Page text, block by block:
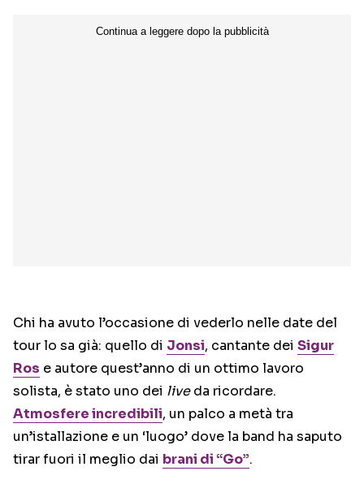
Chi ha avuto l’occasione di vederlo nelle date del
tour lo sa già: quello di Jonsi, cantante dei Sigur
Ros e autore quest’anno di un ottimo lavoro
solista, è stato uno dei liveda ricordare.
Atmosfere incredibili, un palco a metà tra
un’istallazione e un ‘luogo’ dove la band ha saputo
tirar fuori il meglio dai brani di “Go”.